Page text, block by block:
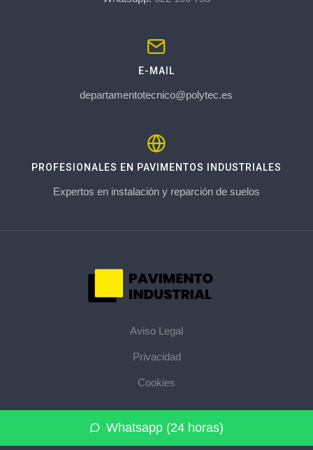
Whatsapp (24 horas)
E-MAIL
departamentotecnico@polytec.es
PROFESIONALES EN PAVIMENTOS INDUSTRIALES
Expertos en instalación y reparción de suelos
Aviso Legal
Privacidad
Cookies
© 2026 pavimentoindustrial.pro · La web de pavimentos
industriales de su provincia · Mapa del sitio